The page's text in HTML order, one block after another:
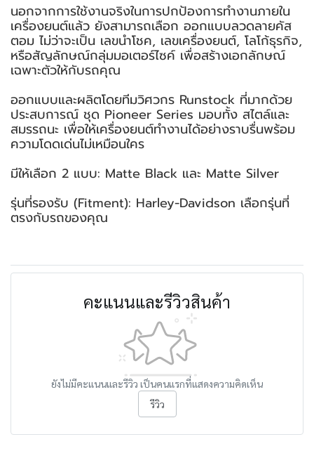
นอกจากการใช้งานจริงในการปกป้องการทำงานภายใน
เครื่องยนต์แล้ว ยังสามารถเลือก ออกแบบลวดลายคัส
ตอม ไม่ว่าจะเป็น เลขนำโชค, เลขเครื่องยนต์, โลโก้ธุรกิจ,
หรือสัญลักษณ์กลุ่มมอเตอร์ไซค์ เพื่อสร้างเอกลักษณ์
เฉพาะตัวให้กับรถคุณ
ออกแบบและผลิตโดยทีมวิศวกร Runstock ที่มากด้วย
ประสบการณ์ ชุด Pioneer Series มอบทั้ง สไตล์และ
สมรรถนะ เพื่อให้เครื่องยนต์ทำงานได้อย่างราบรื่นพร้อม
ความโดดเด่นไม่เหมือนใคร
มีให้เลือก 2 แบบ: Matte Black และ Matte Silver
รุ่นที่รองรับ (Fitment): Harley-Davidson เลือกรุ่นที่
ตรงกับรถของคุณ
คะแนนและรีวิวสินค้า
ยังไม่มีคะแนนและรีวิว เป็นคนแรกที่แสดงความคิดเห็น
รีวิว